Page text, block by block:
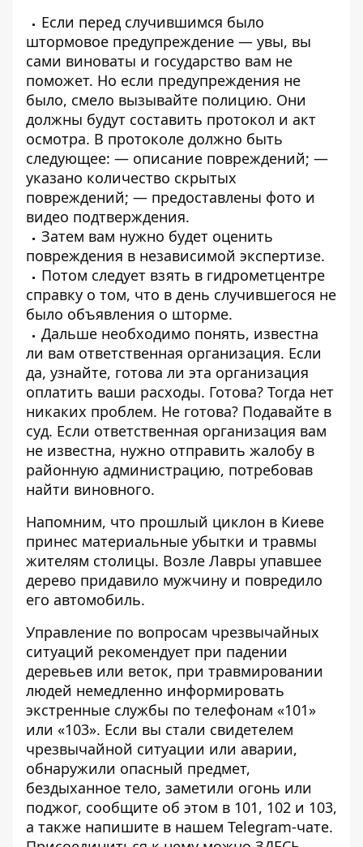
Если перед случившимся было
штормовое предупреждение — увы, вы
сами виноваты и государство вам не
поможет. Но если предупреждения не
было, смело вызывайте полицию. Они
должны будут составить протокол и акт
осмотра. В протоколе должно быть
следующее: — описание повреждений; —
указано количество скрытых
повреждений; — предоставлены фото и
видео подтверждения.
Затем вам нужно будет оценить
повреждения в независимой экспертизе.
Потом следует взять в гидрометцентре
справку о том, что в день случившегося не
было объявления о шторме.
Дальше необходимо понять, известна
ли вам ответственная организация. Если
да, узнайте, готова ли эта организация
оплатить ваши расходы. Готова? Тогда нет
никаких проблем. Не готова? Подавайте в
суд. Если ответственная организация вам
не известна, нужно отправить жалобу в
районную администрацию, потребовав
найти виновного.
Напомним, что прошлый циклон в Киеве
принес материальные убытки и травмы
жителям столицы. Возле Лавры упавшее
дерево придавило мужчину и повредило
его автомобиль.
Управление по вопросам чрезвычайных
ситуаций рекомендует при падении
деревьев или веток, при травмировании
людей немедленно информировать
экстренные службы по телефонам «101»
или «103». Если вы стали свидетелем
чрезвычайной ситуации или аварии,
обнаружили опасный предмет,
бездыханное тело, заметили огонь или
поджог, сообщите об этом в 101, 102 и 103,
а также напишите в нашем Telegram-чате.